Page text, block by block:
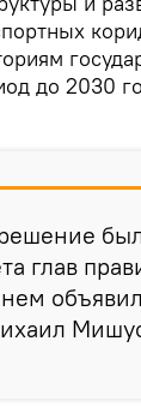
до 2030
глав